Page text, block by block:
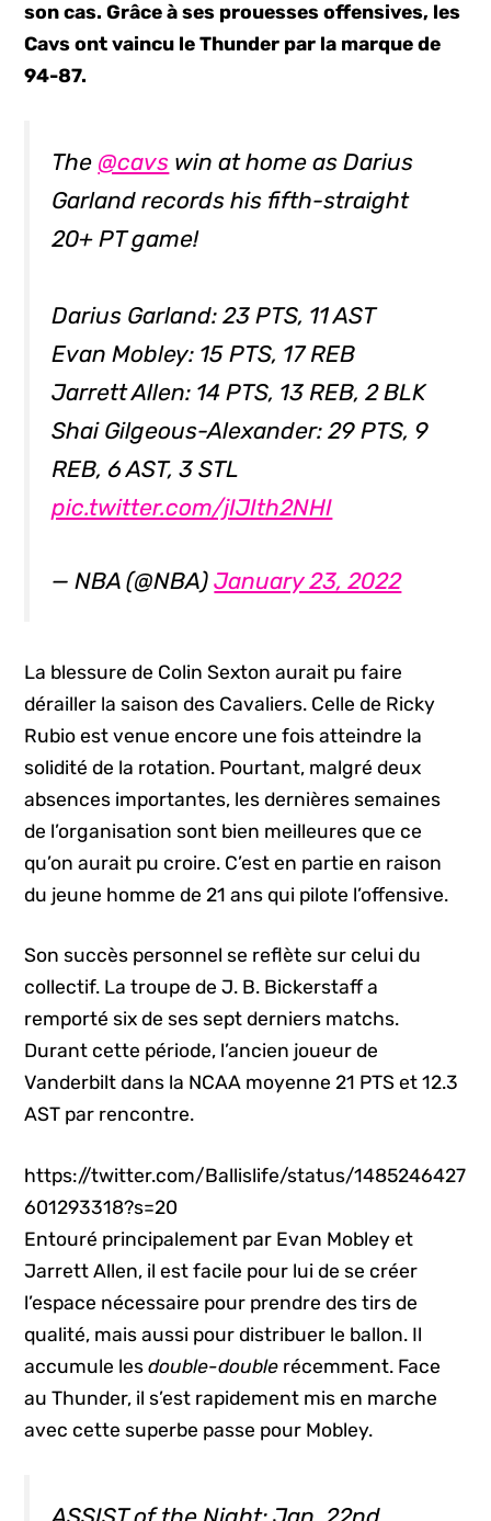
son cas. Grâce à ses prouesses offensives, les
Cavs ont vaincu le Thunder par la marque de
94-87.
The @cavs win at home as Darius
Garland records his fifth-straight
20+ PT game!
Darius Garland: 23 PTS, 11 AST
Evan Mobley: 15 PTS, 17 REB
Jarrett Allen: 14 PTS, 13 REB, 2 BLK
Shai Gilgeous-Alexander: 29 PTS, 9
REB, 6 AST, 3 STL
pic.twitter.com/jIJIth2NHI
— NBA (@NBA)January 23, 2022
La blessure de Colin Sexton aurait pu faire
dérailler la saison des Cavaliers. Celle de Ricky
Rubio est venue encore une fois atteindre la
solidité de la rotation. Pourtant, malgré deux
absences importantes, les dernières semaines
de l’organisation sont bien meilleures que ce
qu’on aurait pu croire. C’est en partie en raison
du jeune homme de 21 ans qui pilote l’offensive.
Son succès personnel se reflète sur celui du
collectif. La troupe de J. B. Bickerstaff a
remporté six de ses sept derniers matchs.
Durant cette période, l’ancien joueur de
Vanderbilt dans la NCAA moyenne 21 PTS et 12.3
AST par rencontre.
https://twitter.com/Ballislife/status/1485246427
601293318?s=20
Entouré principalement par Evan Mobley et
Jarrett Allen, il est facile pour lui de se créer
l’espace nécessaire pour prendre des tirs de
qualité, mais aussi pour distribuer le ballon. Il
accumule lesdouble-double récemment. Face
au Thunder, il s’est rapidement mis en marche
avec cette superbe passe pour Mobley.